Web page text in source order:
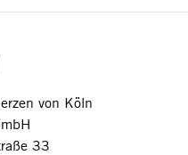
von Köln
33